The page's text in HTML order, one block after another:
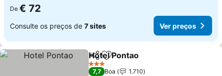
De € 72
Consulte os preços de 7 sites Ver preços
PartilharAdicionar aos favoritos
Hotel Pontao
3 Estrelas
7,7 Boa
1.710